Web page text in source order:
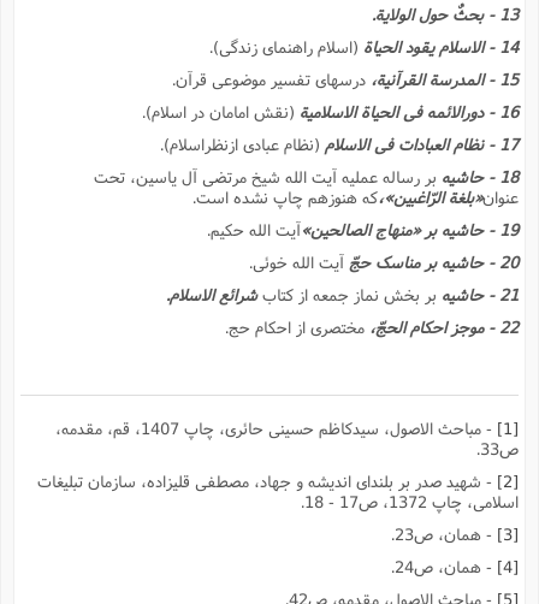
13 - بحثٌ حول الولایة.
14 - الاسلام یقود الحیاة
(اسلام راهنماى زندگى).
15 - المدرسة القرآنیة،
درسهاى تفسیر موضوعى قرآن.
16 - دورالائمه فى الحیاة الاسلامیة
(نقش امامان در اسلام).
17 - نظام العبادات فى الاسلام
(نظام عبادى ازنظراسلام).
18 - حاشیه
بر رساله عملیه آیت الله شیخ مرتضى آل یاسین، تحت
عنوان«بلغة الرّاغبین»،که هنوزهم چاپ نشده است.
19 - حاشیه بر «منهاج الصالحین»
آیت الله حکیم.
20 - حاشیه بر مناسک حجّ
آیت الله خوئى.
21 - حاشیه
بر بخش نماز جمعه از کتابشرائع الاسلام.
22 - موجز احکام الحجّ،
مختصرى از احکام حج.
- مباحث الاصول، سیدکاظم حسینى حائرى، چاپ 1407، قم، مقدمه،
ص33.
- شهید صدر بر بلنداى اندیشه و جهاد، مصطفى قلیزاده، سازمان تبلیغات
اسلامى، چاپ 1372، ص17 - 18.
- همان، ص23.
- همان، ص24.
- مباحث الاصول، مقدمه، ص42.